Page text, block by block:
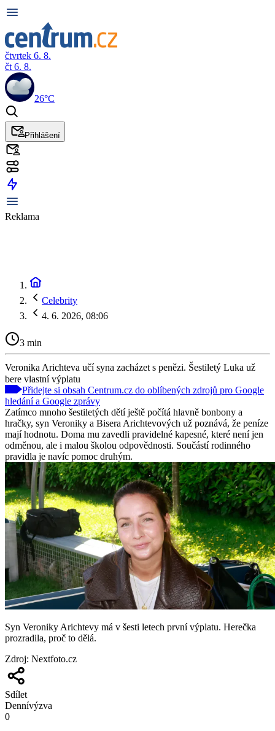
čtvrtek 6. 8.
čt 6. 8.
26°C
Přihlášení
Reklama
Celebrity
4. 6. 2026, 08:06
3 min
Veronika Arichteva učí syna zacházet s penězi. Šestiletý Luka už
bere vlastní výplatu
Přidejte si obsah Centrum.cz do oblíbených zdrojů pro Google
hledání a Google zprávy
Zatímco mnoho šestiletých dětí ještě počítá hlavně bonbony a
hračky, syn Veroniky a Bisera Arichtevových už poznává, že peníze
mají hodnotu. Doma mu zavedli pravidelné kapesné, které není jen
odměnou, ale i malou školou odpovědnosti. Součástí rodinného
pravidla je navíc pomoc druhým.
Syn Veroniky Arichtevy má v šesti letech první výplatu. Herečka
prozradila, proč to dělá.
Zdroj: Nextfoto.cz
Sdílet
Dennívýzva
0